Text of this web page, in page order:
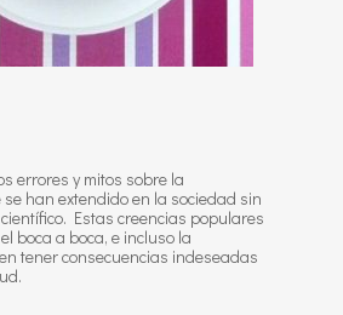
errores y mitos sobre la
han extendido en la sociedad sin
Estas creencias populares
boca a boca, e incluso la
tener consecuencias indeseadas